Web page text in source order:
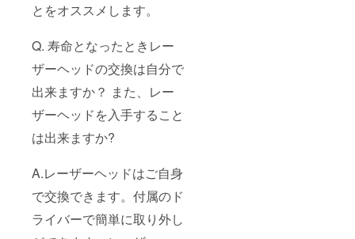
とをオススメします。
Q. 寿命となったときレー
ザーヘッドの交換は自分で
出来ますか？ また、レー
ザーヘッドを入手すること
は出来ますか?
A.レーザーヘッドはご自身
で交換できます。付属のド
ライバーで簡単に取り外し